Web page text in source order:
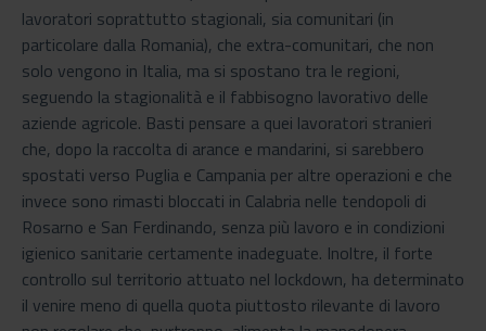
lavoratori soprattutto stagionali, sia comunitari (in
particolare dalla Romania), che extra-comunitari, che non
solo vengono in Italia, ma si spostano tra le regioni,
seguendo la stagionalità e il fabbisogno lavorativo delle
aziende agricole. Basti pensare a quei lavoratori stranieri
che, dopo la raccolta di arance e mandarini, si sarebbero
spostati verso Puglia e Campania per altre operazioni e che
invece sono rimasti bloccati in Calabria nelle tendopoli di
Rosarno e San Ferdinando, senza più lavoro e in condizioni
igienico sanitarie certamente inadeguate. Inoltre, il forte
controllo sul territorio attuato nel lockdown, ha determinato
il venire meno di quella quota piuttosto rilevante di lavoro